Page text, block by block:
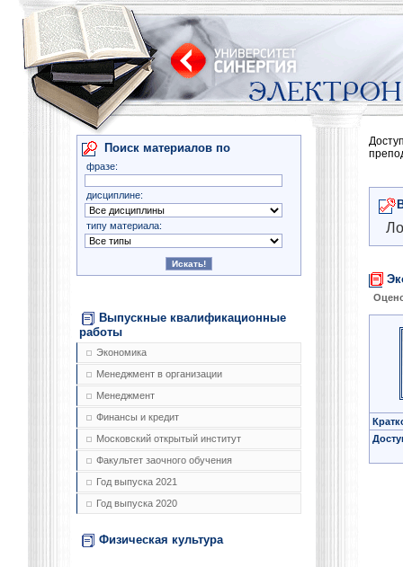
Поиск материалов по
фразе:
дисциплине:
типу материала:
Выпускные квалификационные
работы
Экономика
Менеджмент в организации
Менеджмент
Финансы и кредит
Московский открытый институт
Факультет заочного обучения
Год выпуска 2021
Год выпуска 2020
Физическая культура